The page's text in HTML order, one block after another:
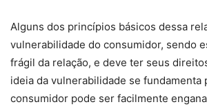
Alguns dos princípios básicos dessa
vulnerabilidade do consumidor, sendo
frágil da relação, e deve ter seus
ideia da vulnerabilidade se fundamenta
consumidor pode ser facilmente